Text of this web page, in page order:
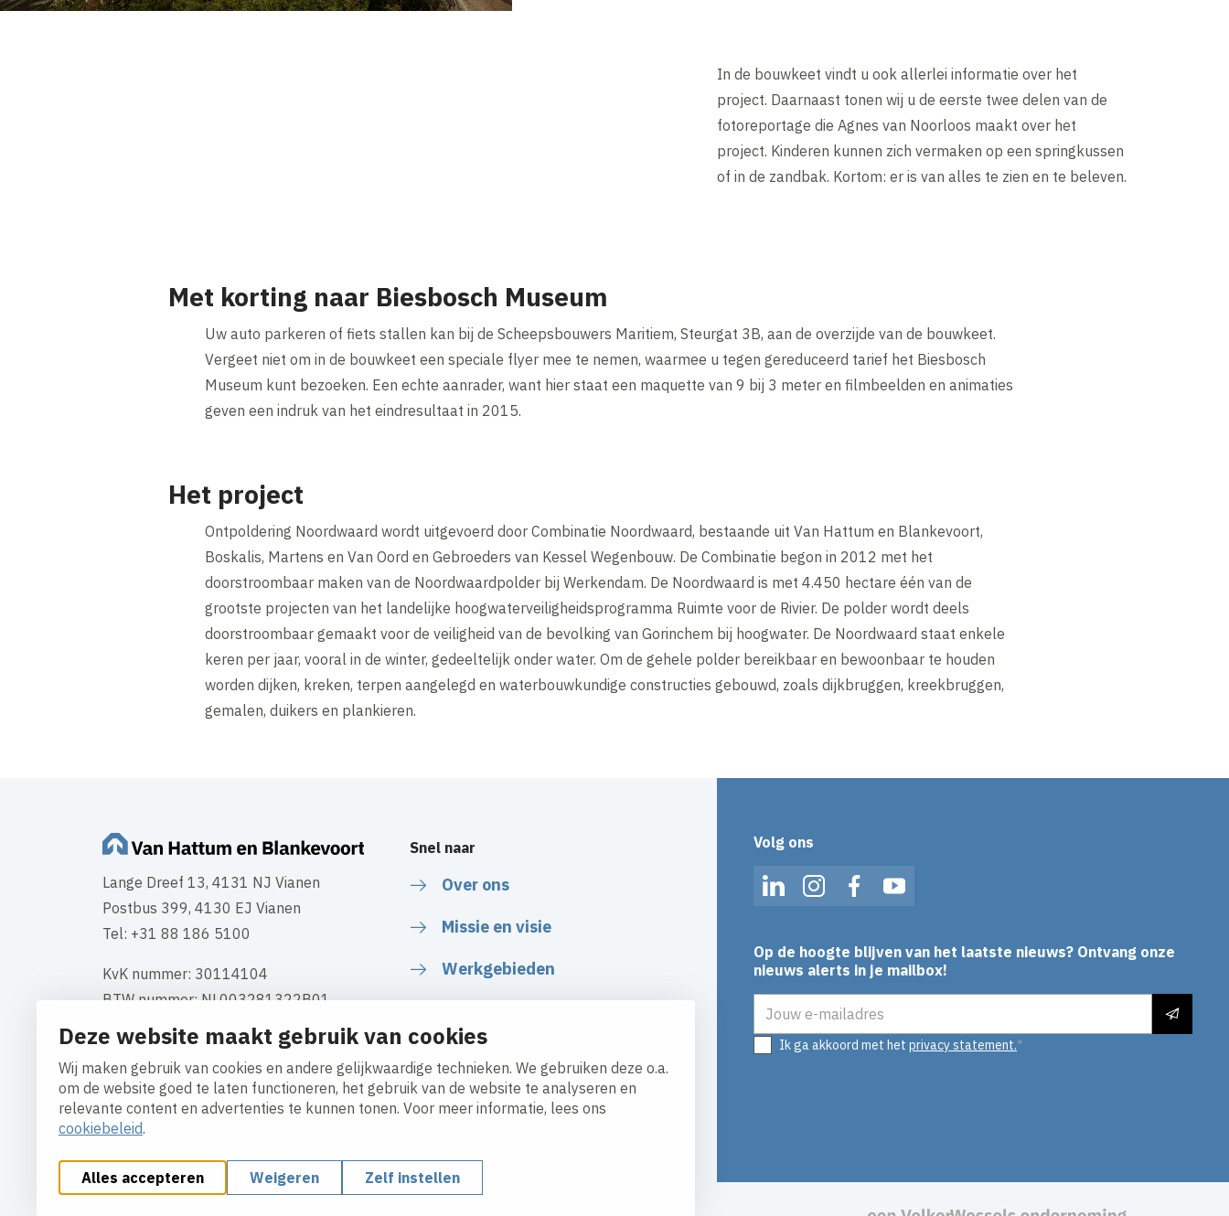
Deze website maakt gebruik van cookies
Wij maken gebruik van cookies en andere gelijkwaardige technieken. We gebruiken deze o.a.
om de website goed te laten functioneren, het gebruik van de website te analyseren en
relevante content en advertenties te kunnen tonen. Voor meer informatie, lees ons
cookiebeleid.
Alles accepteren Weigeren Zelf instellen
In de bouwkeet vindt u ook allerlei informatie over het
project. Daarnaast tonen wij u de eerste twee delen van de
fotoreportage die Agnes van Noorloos maakt over het
project. Kinderen kunnen zich vermaken op een springkussen
of in de zandbak. Kortom: er is van alles te zien en te beleven.
Met korting naar Biesbosch Museum
Uw auto parkeren of fiets stallen kan bij de Scheepsbouwers Maritiem, Steurgat 3B, aan de overzijde van de bouwkeet.
Vergeet niet om in de bouwkeet een speciale flyer mee te nemen, waarmee u tegen gereduceerd tarief het Biesbosch
Museum kunt bezoeken. Een echte aanrader, want hier staat een maquette van 9 bij 3 meter en filmbeelden en animaties
geven een indruk van het eindresultaat in 2015.
Het project
Ontpoldering Noordwaard wordt uitgevoerd door Combinatie Noordwaard, bestaande uit Van Hattum en Blankevoort,
Boskalis, Martens en Van Oord en Gebroeders van Kessel Wegenbouw. De Combinatie begon in 2012 met het
doorstroombaar maken van de Noordwaardpolder bij Werkendam. De Noordwaard is met 4.450 hectare één van de
grootste projecten van het landelijke hoogwaterveiligheidsprogramma Ruimte voor de Rivier. De polder wordt deels
doorstroombaar gemaakt voor de veiligheid van de bevolking van Gorinchem bij hoogwater. De Noordwaard staat enkele
keren per jaar, vooral in de winter, gedeeltelijk onder water. Om de gehele polder bereikbaar en bewoonbaar te houden
worden dijken, kreken, terpen aangelegd en waterbouwkundige constructies gebouwd, zoals dijkbruggen, kreekbruggen,
gemalen, duikers en plankieren.
Lange Dreef 13, 4131 NJ Vianen
Postbus 399, 4130 EJ Vianen
Tel: +31 88 186 5100
KvK nummer: 30114104
BTW nummer: NL003281322B01
Neem contact op
Snel naar
Over ons
Missie en visie
Werkgebieden
Volg ons
LinkedInInstagramFacebookYouTube
Op de hoogte blijven van het laatste nieuws? Ontvang onze
nieuws alerts in je mailbox!
Ik ga akkoord met het privacy statement.